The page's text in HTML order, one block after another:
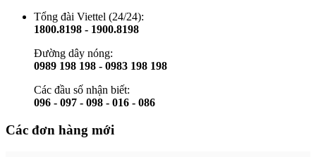
Tổng đài Viettel (24/24):
1800.8198 - 1900.8198
Đường dây nóng:
0989 198 198 - 0983 198 198
Các đầu số nhận biết:
096 - 097 - 098 - 016 - 086
Các đơn hàng mới